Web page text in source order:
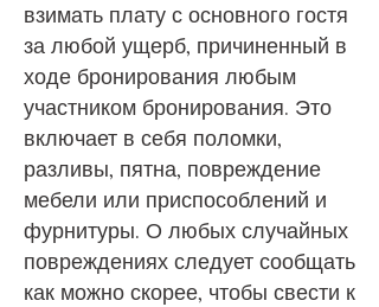
взимать плату с основного гостя
за любой ущерб, причиненный в
ходе бронирования любым
участником бронирования. Это
включает в себя поломки,
разливы, пятна, повреждение
мебели или приспособлений и
фурнитуры. О любых случайных
повреждениях следует сообщать
как можно скорее, чтобы свести к